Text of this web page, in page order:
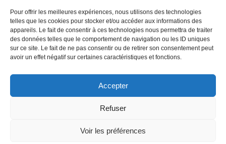
Pour offrir les meilleures expériences, nous utilisons des technologies
telles que les cookies pour stocker et/ou accéder aux informations des
appareils. Le fait de consentir à ces technologies nous permettra de traiter
des données telles que le comportement de navigation ou les ID uniques
sur ce site. Le fait de ne pas consentir ou de retirer son consentement peut
avoir un effet négatif sur certaines caractéristiques et fonctions.
Accepter
Refuser
Voir les préférences
Besoin d'aide pour créer ou gérer votre entreprise ?
Un expert vous répond.
Nous contacter →